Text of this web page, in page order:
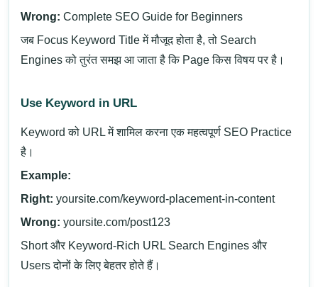
Wrong: Complete SEO Guide for Beginners
जब Focus Keyword Title में मौजूद होता है, तो Search
Engines को तुरंत समझ आ जाता है कि Page किस विषय पर है।
Use Keyword in URL
Keyword को URL में शामिल करना एक महत्वपूर्ण SEO Practice
है।
Example:
Right: yoursite.com/keyword-placement-in-content
Wrong: yoursite.com/post123
Short और Keyword-Rich URL Search Engines और
Users दोनों के लिए बेहतर होते हैं।